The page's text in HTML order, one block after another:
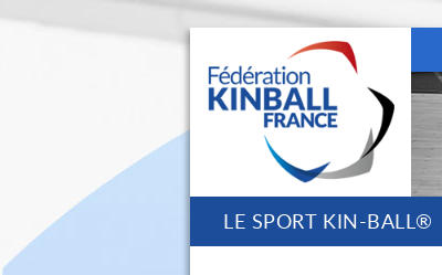
LE SPORT KIN-BALL®